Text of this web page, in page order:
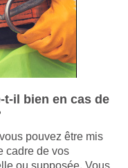
il bien en cas de
pouvez être mis
cadre de vos